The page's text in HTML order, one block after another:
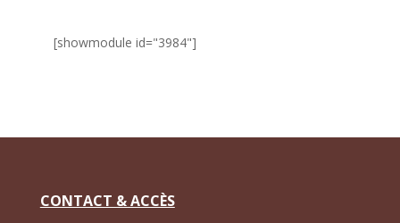
[showmodule id="3984"]
CONTACT & ACCÈS